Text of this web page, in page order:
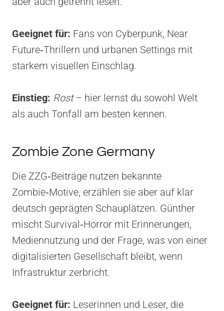
Geeignet für: Fans von Cyberpunk, Near
Future‑Thrillern und urbanen Settings mit
starkem visuellen Einschlag.
Einstieg: Rost– hier lernst du sowohl Welt
als auch Tonfall am besten kennen.
Zombie Zone Germany
Die ZZG‑Beiträge nutzen bekannte
Zombie‑Motive, erzählen sie aber auf klar
deutsch geprägten Schauplätzen. Günther
mischt Survival‑Horror mit Erinnerungen,
Mediennutzung und der Frage, was von einer
digitalisierten Gesellschaft bleibt, wenn
Infrastruktur zerbricht.
Geeignet für: Leserinnen und Leser, die